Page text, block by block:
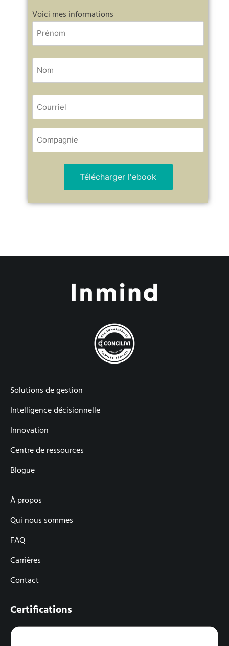
Voici mes informations
Prénom
(Nécessaire)
Nom
(Nécessaire)
Courriel
(Nécessaire)
Compagnie
(Nécessaire)
Solutions de gestion
Intelligence décisionnelle
Innovation
Centre de ressources
Blogue
À propos
Qui nous sommes
FAQ
Carrières
Contact
Certifications